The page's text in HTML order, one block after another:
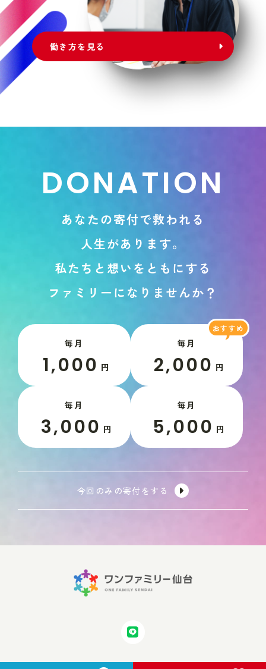
働き方を見る
DONATION
あ な たの寄付で救われ る
人生があ り ま す。
私た ち と 想い を と も にする
フ ァ ミ リ ーに な り ま せんか ？
毎月
1,000 円
毎月
2,000 円
毎月
3,000 円
毎月
5,000 円
今回のみの寄付をする